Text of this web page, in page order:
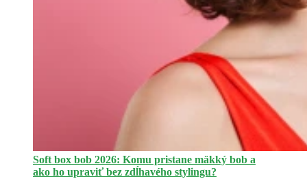
Soft box bob 2026: Komu pristane mäkký bob a
ako ho upraviť bez zdĺhavého stylingu?